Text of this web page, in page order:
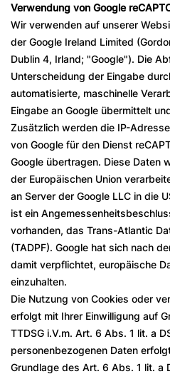
Verwendung von Google
Wir verwenden auf unserer
der Google Ireland Limited
Dublin 4, Irland; "Google"). Die
Unterscheidung der Eingabe
automatisierte, maschinelle
Eingabe an Google übermittelt
Zusätzlich werden die IP-
von Google für den Dienst
Google übertragen. Diese Daten
der Europäischen Union
an Server der Google LLC in die
ist ein
vorhanden, das Trans-Atlantic
(TADPF). Google hat sich nach
damit verpflichtet, europäische
einzuhalten.
Die Nutzung von Cookies oder
erfolgt mit Ihrer Einwilligung auf
TTDSG i.V.m. Art. 6 Abs. 1 lit. a
personenbezogenen Daten
Grundlage des Art. 6 Abs. 1 lit. a